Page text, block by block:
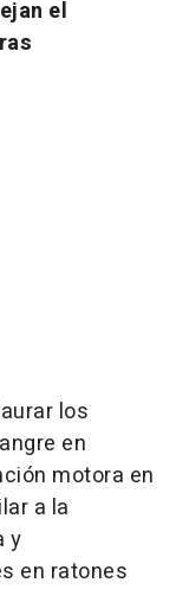
el
los
en
motora en
a la
y
en ratones